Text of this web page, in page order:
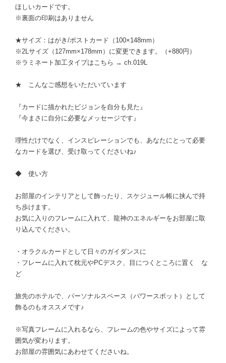
ほしいカードです。
※裏面の印刷はありません
★サイズ：はがき/ポストカード（100×148mm）
※2Lサイズ（127mm×178mm）に変更できます。（+880円）
※ラミネート加工タイプはこちら → ch.019L
★ こんなご感想をいただいています
『カードに描かれたビジョンを自分も見た』
『今まさに自分に必要なメッセージです』
理性だけでなく、インスピレーションでも、あなたにとって必要
なカードを選び、受け取ってくださいね♪
◆ 使い方
お部屋のインテリアとして飾ったり、スケジュール帳に挟んで持
ち歩けます。
お気に入りのフレームに入れて、龍神のエネルギーをお部屋に取
り込んでください。
・オラクルカードとして日々のガイダンスに
・フレームに入れて枕元やPCデスク、目につくところに置く な
ど
旅先のホテルで、パーソナルスペース（パワースポット）として
飾るのもオススメです♪
※写真フレームに入れるなら、フレームの色やサイズによって雰
囲気が変わります。
お部屋の雰囲気にあわせてくださいね。